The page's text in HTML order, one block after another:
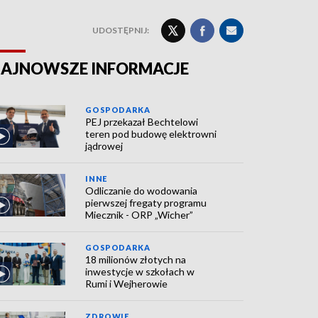
UDOSTĘPNIJ:
INFORMACJE
GOSPODARKA
PEJ przekazał Bechtelowi
teren pod budowę elektrowni
jądrowej
INNE
Odliczanie do wodowania
pierwszej fregaty programu
Miecznik - ORP „Wicher”
GOSPODARKA
18 milionów złotych na
inwestycje w szkołach w
Rumi i Wejherowie